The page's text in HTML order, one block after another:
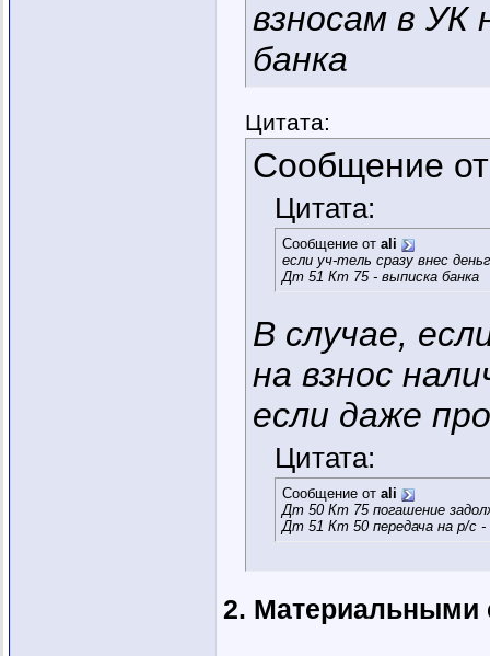
взносам в УК
банка
Цитата:
Сообщение
Цитата:
Сообщение от ali
если уч-тель сразу внес
Дт 51 Кт 75 - выписка банка
В случае,
на взнос
если даже
Цитата:
Сообщение от ali
Дт 50 Кт 75 погашение
Дт 51 Кт 50 передача на р/с
2. Материальными